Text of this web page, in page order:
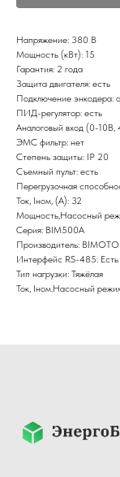
Напряжение: 380 В
Мощность (кВт): 15
Гарантия: 2 года
Защита двигателя: есть
Подключение энкодера:
ПИД-регулятор: есть
Аналоговый вход (0-
ЭМС фильтр: нет
Степень защиты: IP 20
Съемный пульт: есть
Перегрузочная
Ток, Iном, (А): 32
Мощность,Насосный
Серия: BIM500A
Производитель:
Интерфейс RS-485: Есть
Тип нагрузки: Тяжёлая
Ток, Iном.Насосный